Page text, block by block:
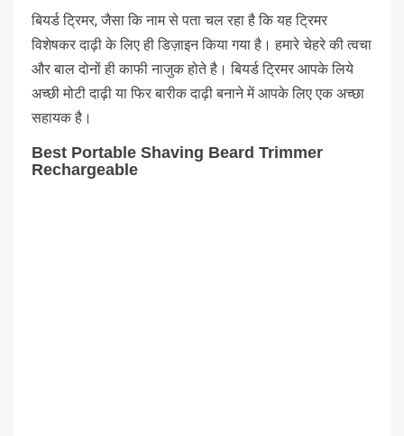
बियर्ड ट्रिमर, जैसा कि नाम से पता चल रहा है कि यह ट्रिमर
विशेषकर दाढ़ी के लिए ही डिज़ाइन किया गया है। हमारे चेहरे की त्वचा
और बाल दोनों ही काफी नाजुक होते है। बियर्ड ट्रिमर आपके लिये
अच्छी मोटी दाढ़ी या फिर बारीक दाढ़ी बनाने में आपके लिए एक अच्छा
सहायक है।
Best Portable Shaving Beard Trimmer
Rechargeable